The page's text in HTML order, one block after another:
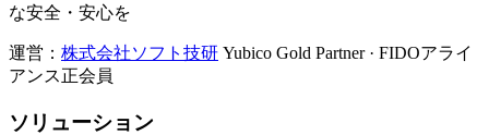
な安全・安心を
運営： 株式会社ソフト技研 Yubico Gold Partner · FIDOアライ
アンス正会員
ソリューション